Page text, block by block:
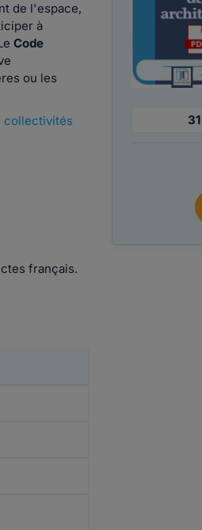
de l'espace,
à
Code
ou les
collectivités
français.
31